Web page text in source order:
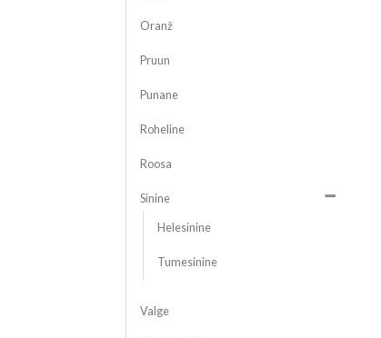
Oranž
Pruun
Punane
Roheline
Roosa
Sinine
Helesinine
Tumesinine
Valge